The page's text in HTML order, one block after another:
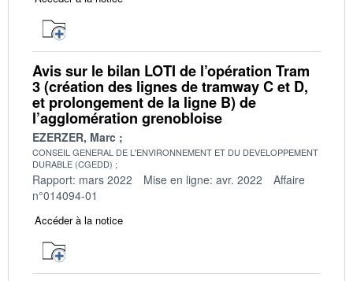
Avis sur le bilan LOTI de l’opération Tram
3 (création des lignes de tramway C et D,
et prolongement de la ligne B) de
l’agglomération grenobloise
EZERZER, Marc
CONSEIL GENERAL DE L'ENVIRONNEMENT ET DU DEVELOPPEMENT
DURABLE (CGEDD)
Rapport: mars 2022 Mise en ligne: avr. 2022
Affaire
n°014094-01
Accéder à la notice